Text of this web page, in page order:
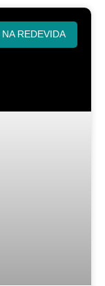
NA REDEVIDA